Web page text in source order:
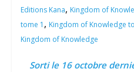
Editions Kana, Kingdom of
tome 1 , Kingdom of Knowledge
Kingdom of Knowledge
Sorti le 16 octobre